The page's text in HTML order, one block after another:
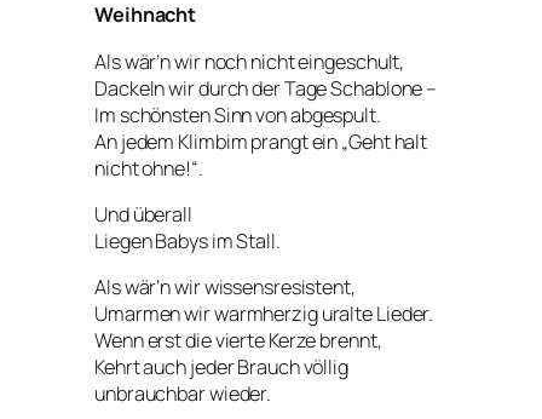
Weihnacht
Als wär’n wir noch nicht eingeschult,
Dackeln wir durch der Tage Schablone –
Im schönsten Sinn vonabgespult.
An jedem Klimbim prangt ein „Geht halt
nicht ohne!“.
Und überall
Liegen Babys im Stall.
Als wär’n wir wissensresistent,
Umarmen wir warmherzig uralte Lieder.
Wenn erst die vierte Kerze brennt,
Kehrt auch jeder Brauch völlig
unbrauchbar wieder.